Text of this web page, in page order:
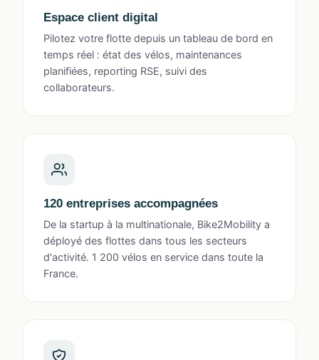
Espace client digital
Pilotez votre flotte depuis un tableau de bord en
temps réel : état des vélos, maintenances
planifiées, reporting RSE, suivi des
collaborateurs.
120 entreprises accompagnées
De la startup à la multinationale, Bike2Mobility a
déployé des flottes dans tous les secteurs
d'activité. 1 200 vélos en service dans toute la
France.